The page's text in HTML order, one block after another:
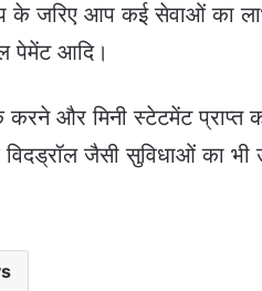
के जरिए आप कई सेवाओं का
पेमेंट आदि।
और मिनी स्टेटमेंट प्राप्त
जैसी सुविधाओं का भी